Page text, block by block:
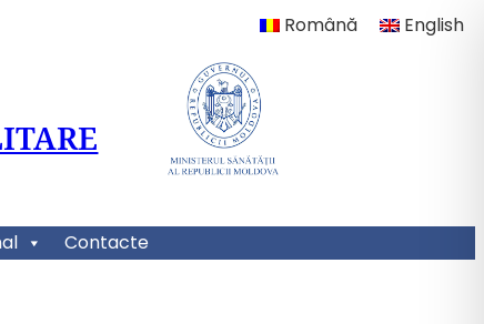
Română English
Contacte